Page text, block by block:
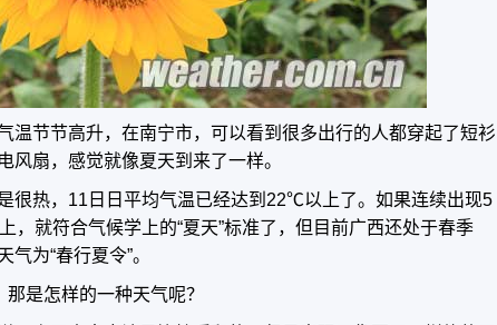
温节节高升，在南宁市，可以看到很多出行的人都穿起了短衫
风扇，感觉就像夏天到来了一样。
很热，11日日平均气温已经达到22℃以上了。如果连续出现5
，就符合气候学上的“夏天”标准了，但目前广西还处于春季
为“春行夏令”。
那是怎样的一种天气呢？